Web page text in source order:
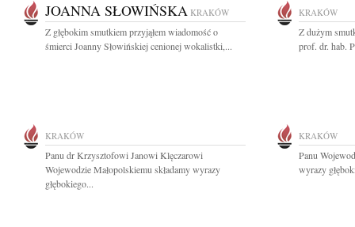
JOANNA SŁOWIŃSKA KRAKÓW
Z głębokim smutkiem przyjąłem wiadomość o
śmierci Joanny Słowińskiej cenionej wokalistki,...
KRAKÓW
Z dużym
prof. dr. hab.
KRAKÓW
Panu dr Krzysztofowi Janowi Klęczarowi
Wojewodzie Małopolskiemu składamy wyrazy
głębokiego...
KRAKÓW
Panu
wyrazy